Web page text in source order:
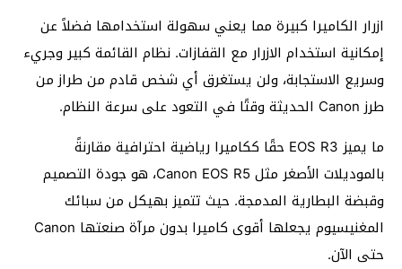
ازرار الكاميرا كبيرة مما يعني سهولة استخدامها فضلاً عن
إمكانية استخدام الازرار مع القفازات. نظام القائمة كبير وجريء
وسريع الاستجابة، ولن يستغرق أي شخص قادم من طراز من
طرز Canon الحديثة وقتًا في التعود على سرعة النظام.
ما يميز EOS R3 حقًا ككاميرا رياضية احترافية مقارنةً
بالموديلات الأصغر مثل Canon EOS R5، هو جودة التصميم
وقبضة البطارية المدمجة. حيث تتميز بهيكل من سبائك
المغنيسيوم يجعلها أقوى كاميرا بدون مرآة صنعتها Canon
حتى الآن.